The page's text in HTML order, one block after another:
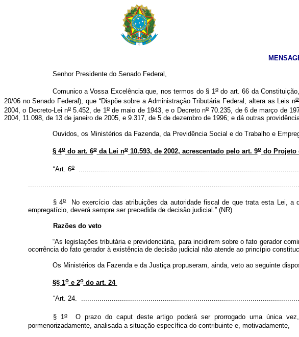
Senhor Presidente do Senado Federal,
Comunico a Vossa Excelência que, nos termos do § 1odo art. 66 da
20/06 no Senado Federal) , que “Dispõe sobre a Administração Tributária Federal; altera as Leis n
2004, o Decreto-Lei no5.452, de 1ode maio de 1943, e o Decreto no70.235, de 6 de março de
2004, 11.098, de 13 de janeiro de 2005, e 9.317, de 5 de dezembro de 1996; e dá outras
Ouvidos, os Ministérios da Fazenda, da Previdência Social e do Trabalho e
§ 4odo art. 6oda Lei no10.593, de 2002, acrescentado pelo art. 9odo Projeto
“Art. 6o
§ 4oNo exercício das atribuições da autoridade fiscal de que trata esta Lei, a
empregatício, deverá sempre ser precedida de decisão judicial.” (NR)
Razões do veto
“As legislações tributária e previdenciária, para incidirem sobre o fato gerador
ocorrência do fato gerador à existência de decisão judicial não atende ao princípio
Os Ministérios da Fazenda e da Justiça propuseram, ainda, veto ao seguinte
§§ 1oe 2odo art. 24
“Art. 24.
§ 1oO prazo do caput deste artigo poderá ser prorrogado uma única
pormenorizadamente, analisada a situação específica do contribuinte e, motivadamente,